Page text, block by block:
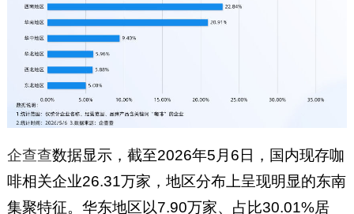
企查查数据显示，截至2026年5月6日，国内现存咖
啡相关企业26.31万家，地区分布上呈现明显的东南
集聚特征。华东地区以7.90万家、占比30.01%居